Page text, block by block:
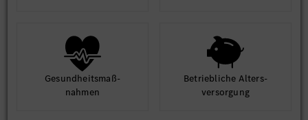
Gesund­heits­maß­
nahmen
Betrieb­liche Alters­
ver­sorgung